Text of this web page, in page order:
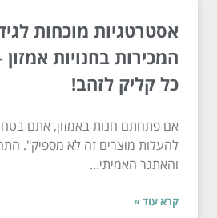
אסטרטגיות מוכחות
המכירות בחנויות
כל קליק לזהב!
אם פתחתם חנות באמזון, אתם
להעלות מוצרים זה לא מספיק".
והאתגר האמיתי...
קרא עוד »